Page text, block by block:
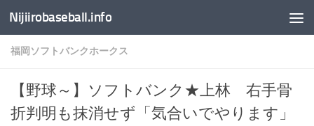
コンテンツへスキップ
Nijiirobaseball.info
福岡ソフトバンクホークス
【野球～】ソフトバンク★上林 右手骨
折判明も抹消せず「気合いでやります」